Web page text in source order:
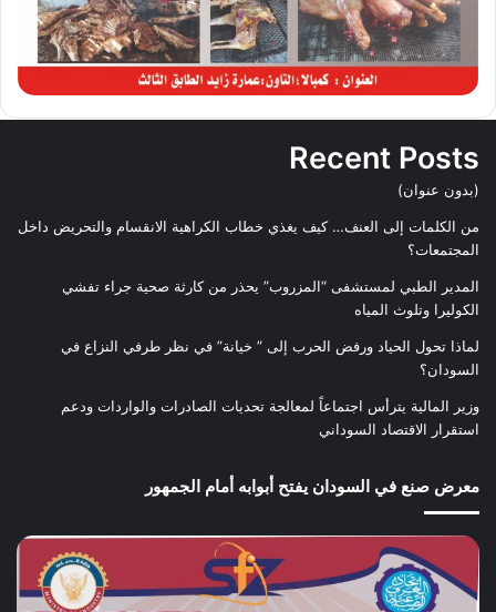
Recent Posts
(بدون عنوان)
من الكلمات إلى العنف… كيف يغذي خطاب الكراهية الانقسام والتحريض داخل
المجتمعات؟
المدير الطبي لمستشفى “المزروب” يحذر من كارثة صحية جراء تفشي
الكوليرا وتلوث المياه
لماذا تحول الحياد ورفض الحرب إلى ” خيانة” في نظر طرفي النزاع في
السودان؟
وزير المالية يترأس اجتماعاً لمعالجة تحديات الصادرات والواردات ودعم
استقرار الاقتصاد السوداني
معرض صنع في السودان يفتح أبوابه أمام الجمهور